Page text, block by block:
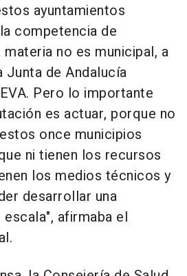
ayuntamientos
competencia de
no es municipal, a
Junta de Andalucía
Pero lo importante
es actuar, porque no
once municipios
ni tienen los recursos
los medios técnicos y
desarrollar una
afirmaba el